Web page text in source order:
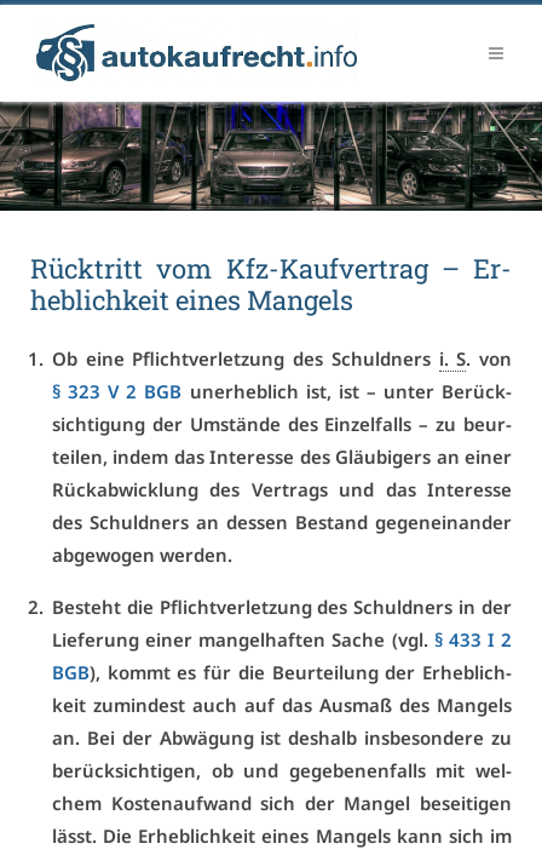
Rück­tritt vom Kfz-Kauf­ver­trag – Er­
heb­lich­keit ei­nes Man­gels
Ob ei­ne Pflicht­ver­let­zung des Schuld­ners i. S. von
§ 323 V 2 BGB un­er­heb­lich ist, ist – un­ter Be­rück­
sich­ti­gung der Um­stän­de des Ein­zel­falls – zu be­ur­
tei­len, in­dem das In­ter­es­se des Gläu­bi­gers an ei­ner
Rück­ab­wick­lung des Ver­trags und das In­ter­es­se
des Schuld­ners an des­sen Be­stand ge­gen­ein­an­der
ab­ge­wo­gen wer­den.
Be­steht die Pflicht­ver­let­zung des Schuld­ners in der
Lie­fe­rung ei­ner man­gel­haf­ten Sa­che (vgl. § 433 I 2
BGB), kommt es für die Be­ur­tei­lung der Er­heb­lich­
keit zu­min­dest auch auf das Aus­maß des Man­gels
an. Bei der Ab­wä­gung ist des­halb ins­be­son­de­re zu
be­rück­sich­ti­gen, ob und ge­ge­be­nen­falls mit wel­
chem Kos­ten­auf­wand sich der Man­gel be­sei­ti­gen
lässt. Die Er­heb­lich­keit ei­nes Man­gels kann sich im